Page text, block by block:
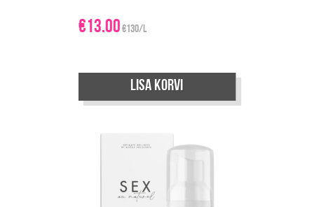
€13.00€130/L
Lisa korvi